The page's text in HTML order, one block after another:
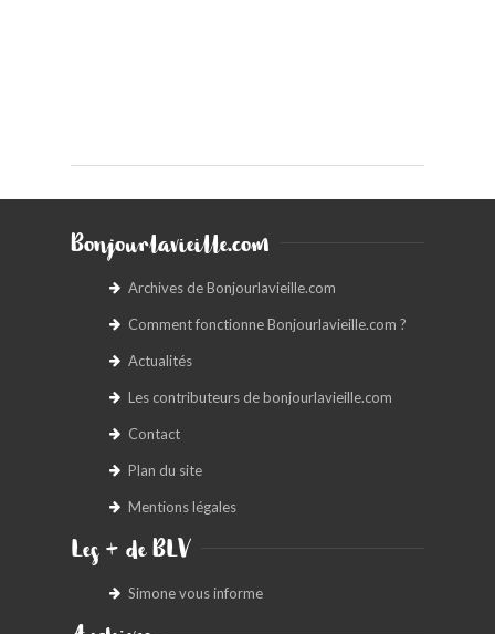
Bonjourlavieille.com
Archives de Bonjourlavieille.com
Comment fonctionne Bonjourlavieille.com ?
Actualités
Les contributeurs de bonjourlavieille.com
Contact
Plan du site
Mentions légales
Les + de BLV
Simone vous informe